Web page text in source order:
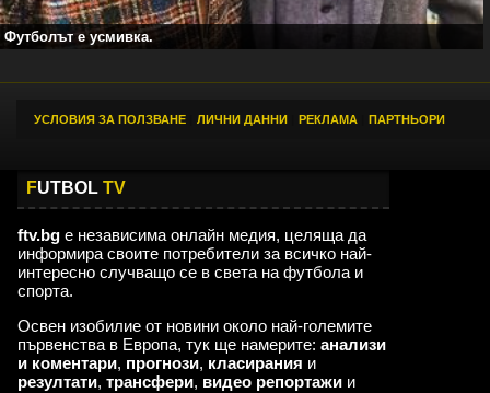
Футболът е усмивка.
УСЛОВИЯ ЗА ПОЛЗВАНЕ ЛИЧНИ ДАННИ РЕКЛАМА ПАРТНЬОРИ
FUTBOL TV
ftv.bg е независима онлайн медия, целяща да
информира своите потребители за всичко най-
интересно случващо се в света на футбола и
спорта.
Освен изобилие от новини около най-големите
първенства в Европа, тук ще намерите: анализи
и коментари, прогнози, класирания и
резултати, трансфери, видео репортажи и